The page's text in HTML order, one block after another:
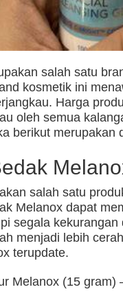
salah satu
kosmetik ini
Harga
oleh semua
berikut merupakan
salah satu
Melanox dapat
segala
menjadi lebih
terupdate.
Melanox (15 gram)